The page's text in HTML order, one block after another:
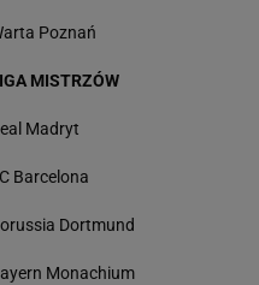
Poznań
MISTRZÓW
Madryt
Barcelona
Dortmund
Monachium